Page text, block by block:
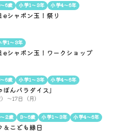
6歳 小学1〜3年 小学4〜6年
eシャボン玉！祭り
学1〜3年
eシャボン玉！ワークショップ
6歳 小学1〜3年 小学4〜6年
んパラダイス」
～17日（月）
2歳 3〜6歳 小学1〜3年 小学4〜6年
＆こども縁日